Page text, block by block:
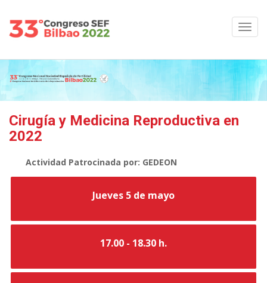
Cirugía y Medicina Reproductiva en
2022
Actividad Patrocinada por: GEDEON
Jueves 5 de mayo
17.00 - 18.30 h.